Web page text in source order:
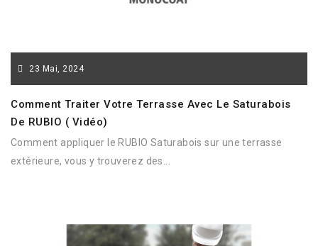
23 Mai, 2024
Comment Traiter Votre Terrasse Avec Le Saturabois
De RUBIO ( Vidéo)
Comment appliquer le RUBIO Saturabois sur une terrasse
extérieure, vous y trouverez des...